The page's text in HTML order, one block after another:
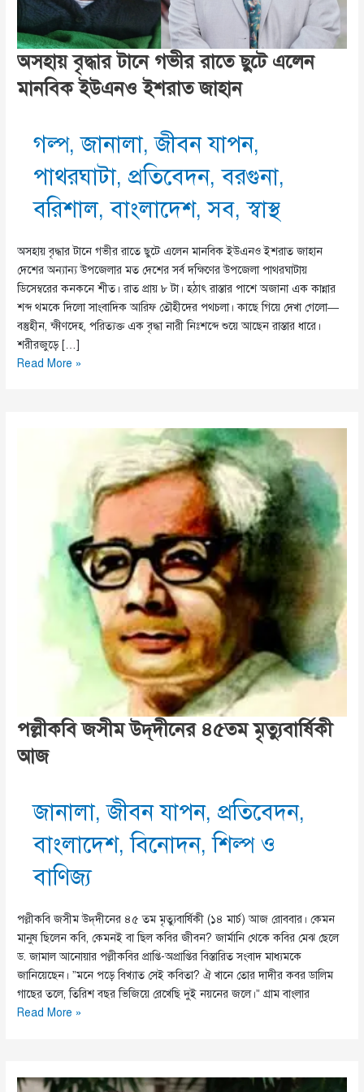
অসহায় বৃদ্ধার টানে গভীর রাতে ছুটে এলেন
মানবিক ইউএনও ইশরাত জাহান
গল্প,জানালা,জীবন যাপন,
পাথরঘাটা,প্রতিবেদন,বরগুনা,
বরিশাল,বাংলাদেশ,সব,স্বাস্থ
অসহায় বৃদ্ধার টানে গভীর রাতে ছুটে এলেন মানবিক ইউএনও ইশরাত জাহান
দেশের অন্যান্য উপজেলার মত দেশের সর্ব দক্ষিণের উপজেলা পাথরঘাটায়
ডিসেম্বরের কনকনে শীত। রাত প্রায় ৮ টা। হঠাৎ রাস্তার পাশে অজানা এক কান্নার
শব্দ থমকে দিলো সাংবাদিক আরিফ তৌহীদের পথচলা। কাছে গিয়ে দেখা গেলো—
বস্তুহীন, ক্ষীণদেহ, পরিত্যক্ত এক বৃদ্ধা নারী নিঃশব্দে শুয়ে আছেন রাস্তার ধারে।
শরীরজুড়ে […]
অসহায়
Read More »
পল্লীকবি জসীম উদ্‌দীনের ৪৫তম মৃত্যুবার্ষিকী
আজ
জানালা,জীবন যাপন,প্রতিবেদন,
বাংলাদেশ,বিনোদন,শিল্প ও
বাণিজ্য
পল্লীকবি জসীম উদ্‌দীনের ৪৫ তম মৃত্যুবার্ষিকী (১৪ মার্চ) আজ রোববার। কেমন
মানুষ ছিলেন কবি, কেমনই বা ছিল কবির জীবন? জার্মানি থেকে কবির মেঝ ছেলে
ড. জামাল আনোয়ার পল্লীকবির প্রাপ্তি-অপ্রাপ্তির বিস্তারিত সংবাদ মাধ্যমকে
জানিয়েছেন। ”মনে পড়ে বিখ্যাত সেই কবিতা? ঐ খানে তোর দাদীর কবর ডালিম
গাছের তলে, তিরিশ বছর ভিজিয়ে রেখেছি দুই নয়নের জলে।‌” গ্রাম বাংলার
পল্লীকবি
মৃত্যুবার্ষিকী
Read More »